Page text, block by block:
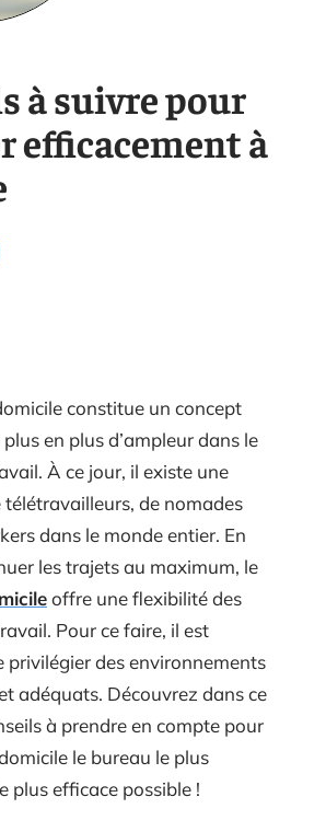
à suivre pour
efficacement à
constitue un concept
en plus d’ampleur dans le
À ce jour, il existe une
de nomades
dans le monde entier. En
les trajets au maximum, le
offre une flexibilité des
Pour ce faire, il est
privilégier des environnements
adéquats. Découvrez dans ce
à prendre en compte pour
le bureau le plus
plus efficace possible !